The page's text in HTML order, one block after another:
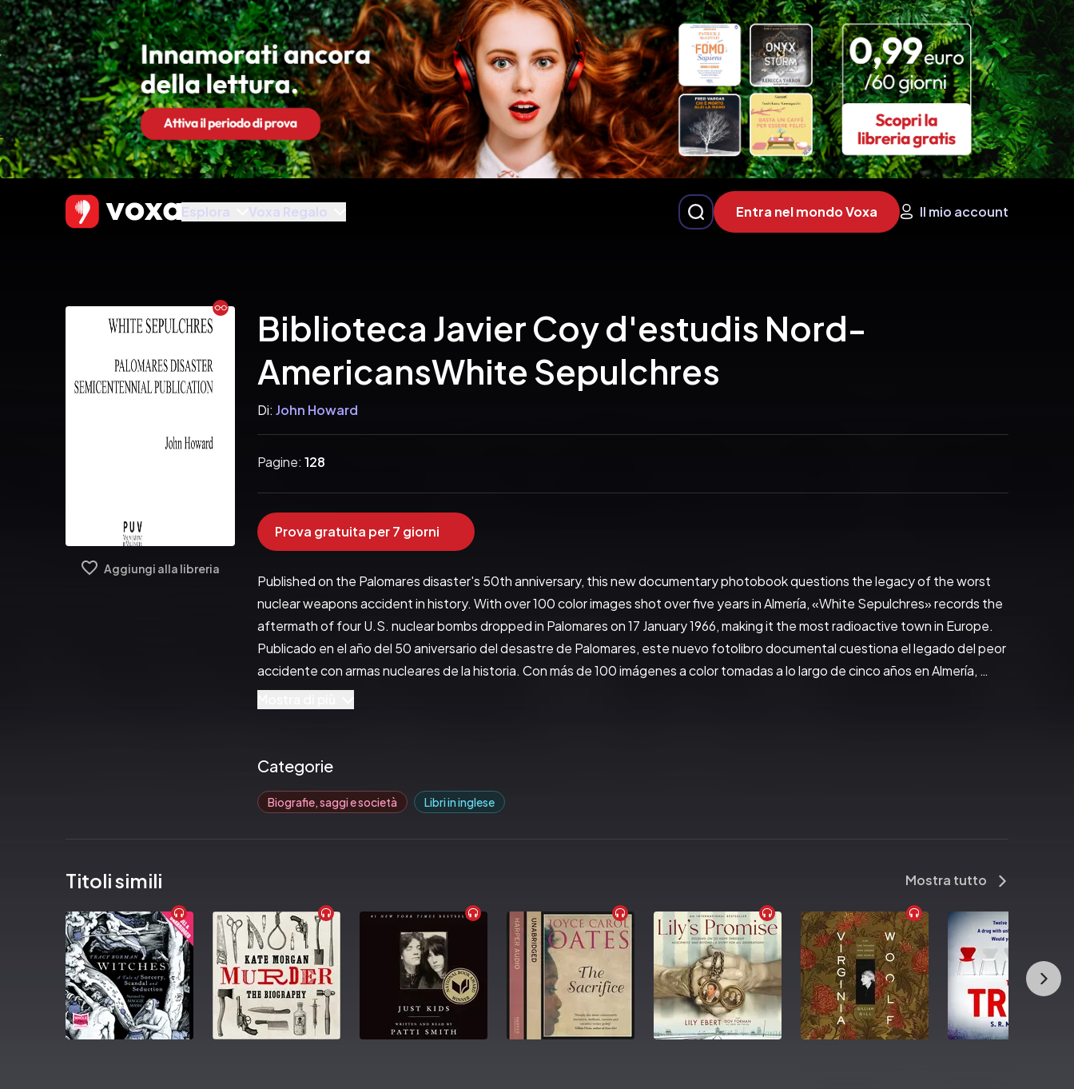
Esplora Voxa Regalo Entra nel mondo Voxa Il mio account
Ebook
Aggiungi alla libreria
Biblioteca Javier Coy d'estudis Nord-
AmericansWhite Sepulchres
Di: John Howard
Pagine: 128
Prova gratuita per 7 giorni
Published on the Palomares disaster's 50th anniversary, this new documentary photobook questions the legacy of the worst
nuclear weapons accident in history. With over 100 color images shot over five years in Almería, «White Sepulchres» records the
aftermath of four U.S. nuclear bombs dropped in Palomares on 17 January 1966, making it the most radioactive town in Europe.
Publicado en el año del 50 aniversario del desastre de Palomares, este nuevo fotolibro documental cuestiona el legado del peor
accidente con armas nucleares de la historia. Con más de 100 imágenes a color tomadas a lo largo de cinco años en Almería,
«White Sepulchres» registra las secuelas de cuatro bombas nucleares norteamericanas que cayeron el 17 de enero de 1966, y
que hicieron de Palomares el pueblo más radioactivo de Europa.
Categorie
Biografie, saggi e società Libri in inglese
Titoli simili Mostra tutto